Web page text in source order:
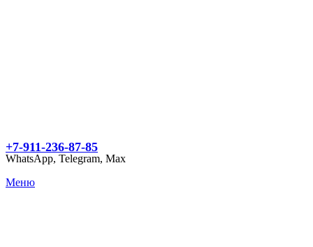
+7-911-236-87-85
WhatsApp, Telegram, Max
Меню